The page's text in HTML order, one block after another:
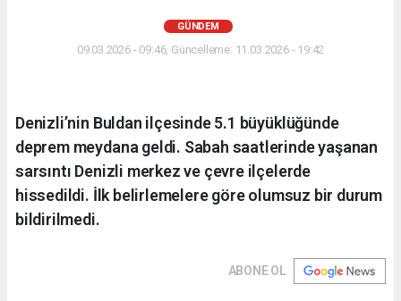
GÜNDEM
09.03.2026 - 09:46, Güncelleme: 11.03.2026 - 19:42
Denizli’nin Buldan ilçesinde 5.1 büyüklüğünde
deprem meydana geldi. Sabah saatlerinde yaşanan
sarsıntı Denizli merkez ve çevre ilçelerde
hissedildi. İlk belirlemelere göre olumsuz bir durum
bildirilmedi.
ABONE OL